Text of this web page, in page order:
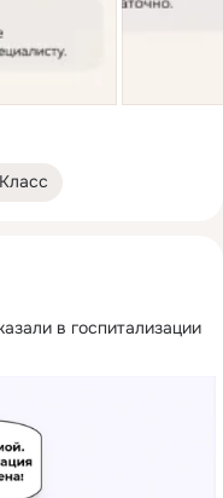
Класс
в госпитализации